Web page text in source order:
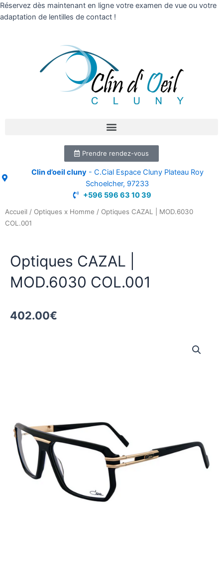
Réservez dès maintenant en ligne votre examen de vue ou votre
adaptation de lentilles de contact !
Prendre rendez-vous
Clin d’oeil cluny- C.Cial Espace Cluny Plateau Roy
Schoelcher, 97233
+596 596 63 10 39
Accueil / Optiques x Homme / Optiques CAZAL | MOD.6030
COL.001
Optiques CAZAL |
MOD.6030 COL.001
402.00€